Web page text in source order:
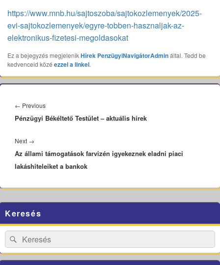
https://www.mnb.hu/sajtoszoba/sajtokozlemenyek/2025-
evi-sajtokozlemenyek/egyre-tobben-hasznaljak-az-
elektronikus-fizetesi-megoldasokat
Ez a bejegyzés megjelenikHírek PenzügyiNavigátorAdmináltal. Tedd be
kedvenceid közé ezzel a linkel.
navigáció
← PreviousPrevious
post:
Pénzügyi Békéltető Testület – aktuális hírek
Next →
post:
Az állami támogatások farvizén igyekeznek eladni piaci
lakáshiteleiket a bankok
Sidebar
Widget
Area
Keresés
Search
for:
Search